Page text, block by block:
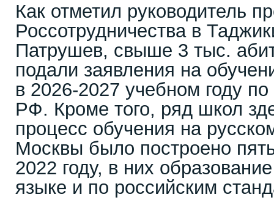
Как отметил руководитель
Россотрудничества в
Патрушев, свыше 3 тыс.
подали заявления на
в 2026-2027 учебном году по
РФ. Кроме того, ряд школ
процесс обучения на
Москвы было построено
2022 году, в них
языке и по российским